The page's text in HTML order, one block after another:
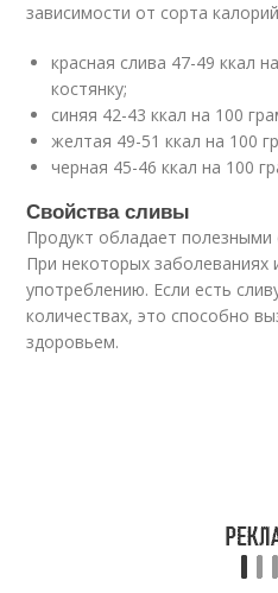
зависимости от сорта
красная слива 47-49 ккал
костянку;
синяя 42-43 ккал на 100
желтая 49-51 ккал на 100
черная 45-46 ккал на 100
Свойства сливы
Продукт обладает полезными
При некоторых заболеваниях
употреблению. Если есть
количествах, это способно
здоровьем.